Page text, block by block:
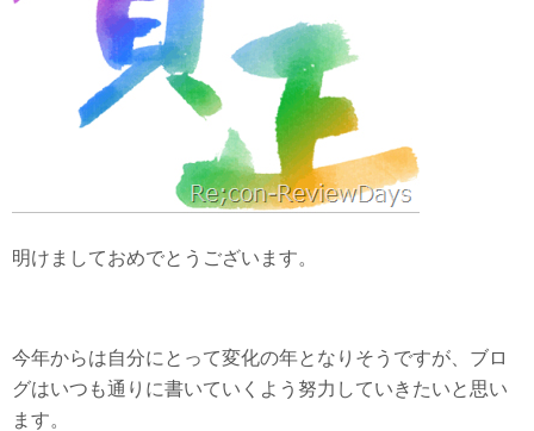
明けましておめでとうございます。
今年からは自分にとって変化の年となりそうですが、ブロ
グはいつも通りに書いていくよう努力していきたいと思い
ます。